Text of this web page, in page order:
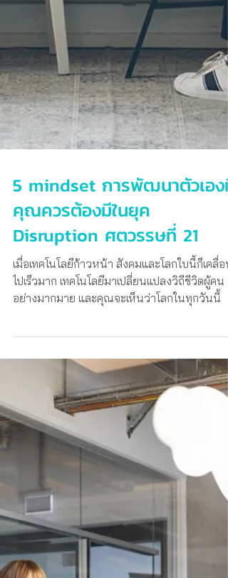
5 mindset การพัฒนาตัวเองที่
คุณควรต้องมีในยุค
เมื่อเทคโนโลยีก้าวหน้า สังคมและโลกใบนี้ก็เคลื่อน
ไปเร็วมาก เทคโนโลยีมาเปลี่ยนแปลงวิถีชีวิตผู้คน
อย่างมากมาย และคุณจะเห็นว่าโลกในทุกวันนี้